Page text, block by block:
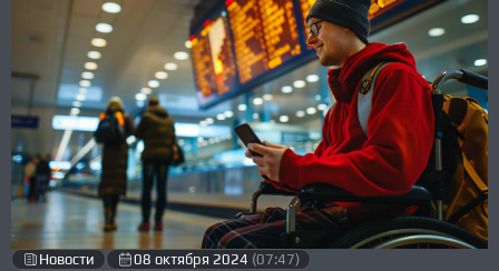
Новости 08 октября 2024 (07:47)